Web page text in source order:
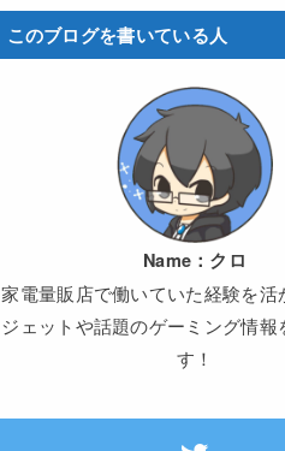
このブログを書いている人
Name： クロ
家電量販店で働いていた経験を活
ジェットや話題のゲーミング情報
す！